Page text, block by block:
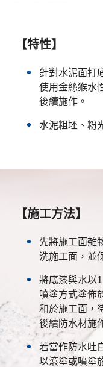
【特性】
針對水泥面打
使用金絲猴水
後續施作。
水泥粗坯、粉
【施工方法】
先將施工面雜
洗施工面，並
將底漆與水以
噴塗方式塗佈
和於施工面，
後續防水材施
若當作防水吐
以滾塗或噴塗